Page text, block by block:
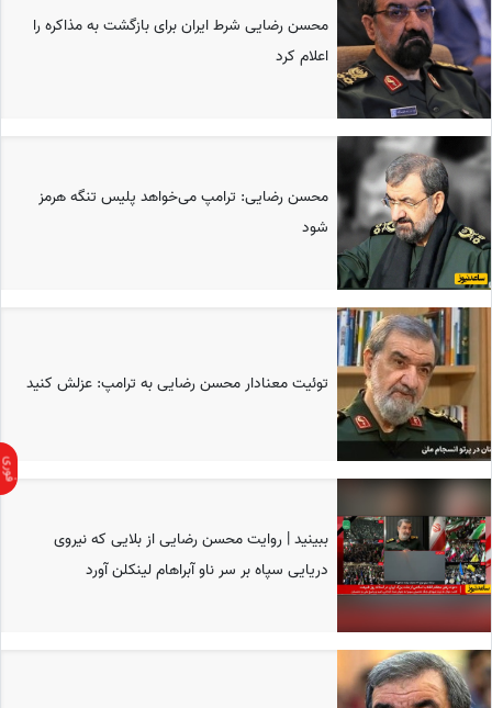
محسن رضایی شرط ایران برای بازگشت به مذاکره را
اعلام کرد
محسن رضایی: ترامپ می‌خواهد پلیس تنگه هرمز
شود
توئیت معنادار محسن رضایی به ترامپ: عزلش کنید
ببینید | روایت محسن رضایی از بلایی که نیروی
دریایی سپاه بر سر ناو آبراهام لینکلن آورد